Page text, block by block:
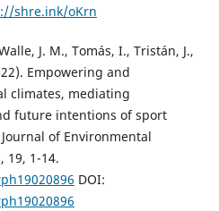
shre.ink/oKrn
J. M., Tomás, I., Tristán, J.,
Empowering and
climates, mediating
future intentions of sport
of Environmental
19, 1-14.
DOI: